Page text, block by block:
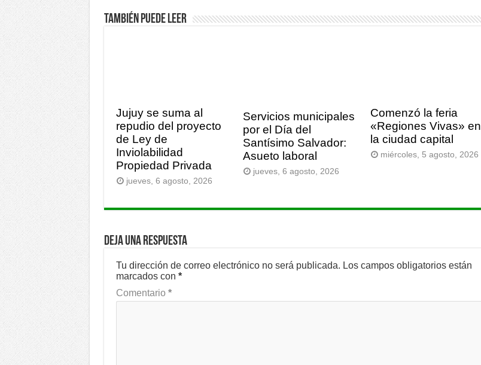
También puede leer
Jujuy se suma al
repudio del proyecto
de Ley de
Inviolabilidad
Propiedad Privada
jueves, 6 agosto, 2026
Servicios municipales
por el Día del
Santísimo Salvador:
Asueto laboral
jueves, 6 agosto, 2026
Comenzó la feria
«Regiones Vivas» en
la ciudad capital
miércoles, 5 agosto, 2026
Deja una respuesta
Tu dirección de correo electrónico no será publicada. Los campos obligatorios están
marcados con *
Comentario *